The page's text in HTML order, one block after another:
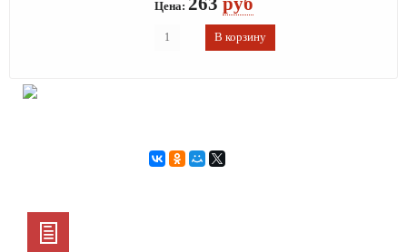
Цена: